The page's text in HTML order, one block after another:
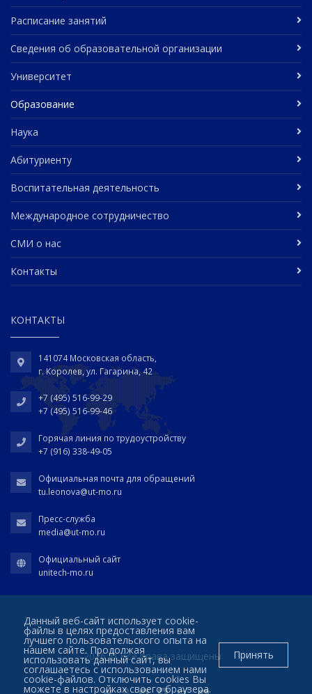
Расписание занятий
Сведения об образовательной организации
Университет
Образование
Наука
Абитуриенту
Воспитательная деятельность
Международное сотрудничество
СМИ о нас
Контакты
КОНТАКТЫ
141074 Московская область,
г. Королев, ул. Гагарина, 42
+7 (495) 516-99-29
+7 (495) 516-99-46
Горячая линия по трудоустройству
+7 (916) 338-49-05
Официальная почта для обращений
tu.leonova@ut-mo.ru
Пресс-служба
media@ut-mo.ru
Официальный сайт
unitech-mo.ru
2026 © Все права защищены
Данный веб-сайт использует cookie-
файлы в целях предоставления вам
лучшего пользовательского опыта на
нашем сайте. Продолжая
использовать данный сайт, вы
соглашаетесь с использованием нами
cookie-файлов. Отключить cookies Вы
можете в настройках своего браузера.
Принять